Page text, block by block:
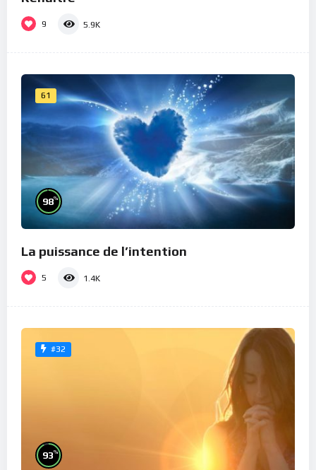
9 5.9K
61
98%
La puissance de l’intention
5 1.4K
#32
93%